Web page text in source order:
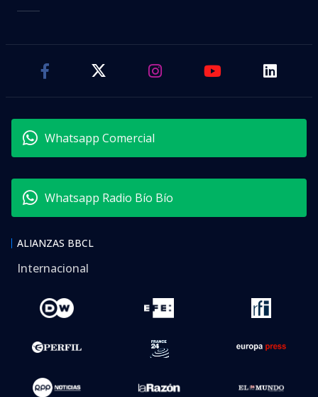
Whatsapp Comercial
Whatsapp Radio Bío Bío
ALIANZAS BBCL
Internacional